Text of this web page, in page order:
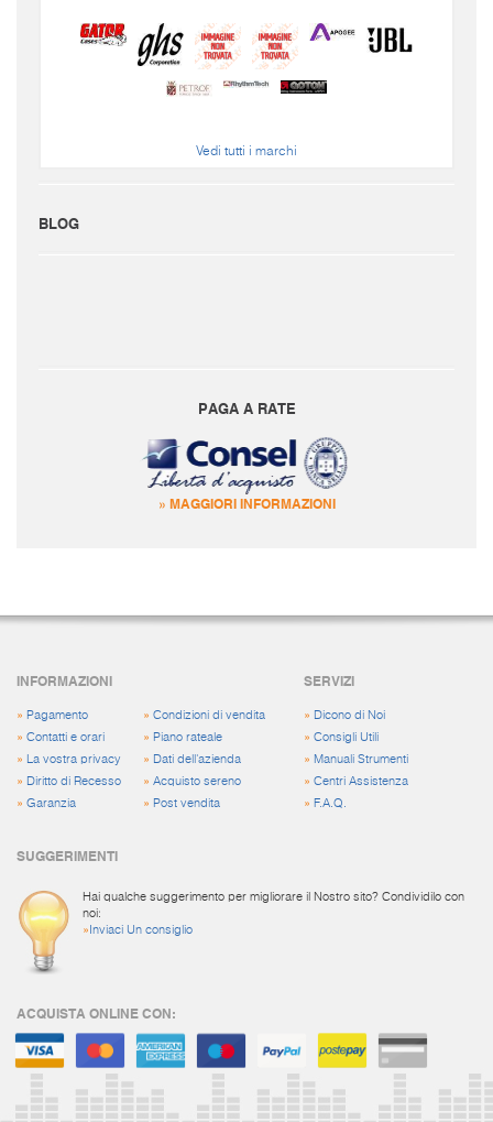
Vedi tutti i marchi
BLOG
PAGA A RATE
» MAGGIORI INFORMAZIONI
INFORMAZIONI
» Pagamento
» Contatti e orari
»
La vostra privacy
» Diritto di Recesso
» Garanzia
» Condizioni di vendita
» Piano rateale
» Dati dell'azienda
» Acquisto sereno
» Post vendita
SERVIZI
» Dicono di Noi
»Consigli Utili
» Manuali Strumenti
»Centri Assistenza
» F.A.Q.
SUGGERIMENTI
Hai qualche suggerimento per migliorare il Nostro sito? Condividilo con
noi:
» Inviaci Un consiglio
ACQUISTA ONLINE CON: